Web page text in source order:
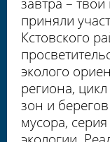
приняли
Кстовского
эколого
региона,
зон и
мусора,